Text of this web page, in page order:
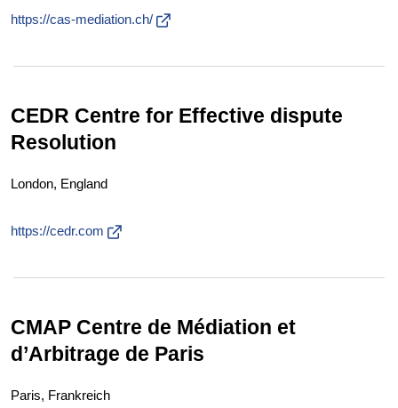
https://cas-mediation.ch/
CEDR Centre for Effective dispute
Resolution
London, England
https://cedr.com
CMAP Centre de Médiation et
d’Arbitrage de Paris
Paris, Frankreich